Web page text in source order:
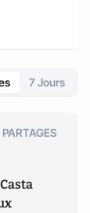
7 Jours